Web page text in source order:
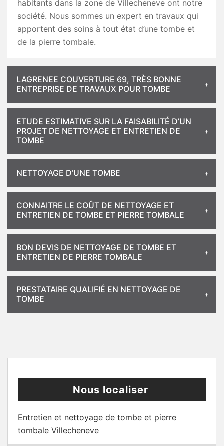
habitants dans la zone de Villecheneve ont notre
société. Nous sommes un expert en travaux qui
apportent des soins à tout état d’une tombe et
de la pierre tombale.
LAGRENEE COUVERTURE 69, TRÈS BONNE
ENTREPRISE DE TRAVAUX POUR TOMBE
ETUDE ESTIMATIVE SUR LA FAISABILITÉ D’UN
PROJET DE NETTOYAGE ET ENTRETIEN DE
TOMBE
NETTOYAGE D’UNE TOMBE
CONNAITRE LE COÛT DE NETTOYAGE ET
ENTRETIEN DE TOMBE ET PIERRE TOMBALE
BON DEVIS DE NETTOYAGE DE TOMBE ET
ENTRETIEN DE PIERRE TOMBALE
PRESTATAIRE QUALIFIÉ EN NETTOYAGE DE
TOMBE
Nous localiser
Entretien et nettoyage de tombe et pierre
tombale Villecheneve